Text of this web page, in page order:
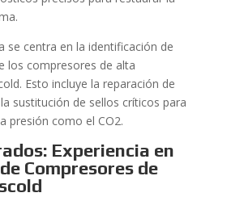
se centra en la identificación de
los compresores de alta
Esto incluye la reparación de
sustitución de sellos críticos para
presión como el CO2.
Experiencia en
Compresores de